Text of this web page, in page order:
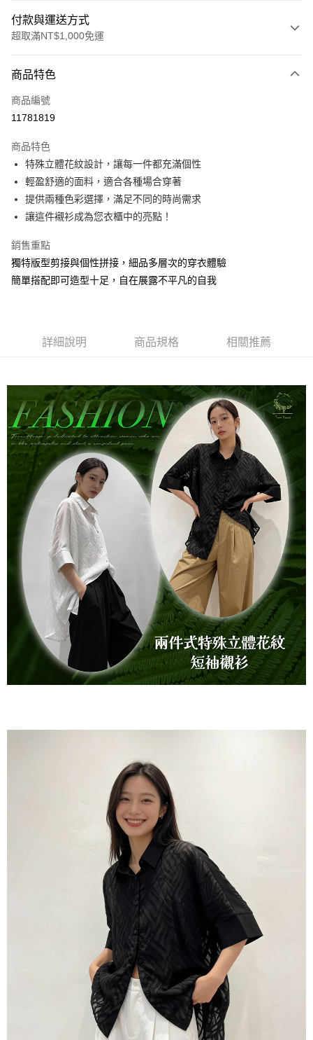
付款與運送方式
超取滿NT$1,000免運
信用卡一次付款
信用卡分期付款
合作金庫商業銀行
華南商業銀行
彰化商業銀行
上海商業儲蓄銀行
台北富邦商業銀行
國泰世華商業銀行
兆豐國際商業銀行
臺灣中小企業銀行
聯邦商業銀行
元大商業銀行
永豐商業銀行
台新國際商業銀行
中國信託商業銀行
6 期 0 利率 每期
華南商業銀行
彰化商業銀行
上海商業儲蓄銀行
台北富邦商業銀行
國泰世華商業銀行
匯豐（台灣）商業銀行
聯邦商業銀行
遠東國際商業銀行
元大商業銀行
永豐商業銀行
超商取貨付款
Apple Pay
Google Pay
ATM付款
全家取貨付款
付款後全家取貨
每筆NT$60，滿NT$1,000(含以上)免運費
7-11取貨付款
每筆NT$60，滿NT$1,000(含以上)免運費
付款後7-11取貨
每筆NT$60，滿NT$1,000(含以上)免運費
宅配
每筆NT$80，滿NT$1,000(含以上)免運費
商品特色
商品編號
11781819
商品特色
特殊立體花紋設計，讓每一件都充滿個性
輕盈舒適的面料，適合各種場合穿著
提供兩種色彩選擇，滿足不同的時尚需求
讓這件襯衫成為您衣櫃中的亮點！
銷售重點
獨特版型剪接與個性拼接，細品多層次的穿衣體驗
簡單搭配即可造型十足，自在展露不平凡的自我
詳細說明 商品規格 相關推薦